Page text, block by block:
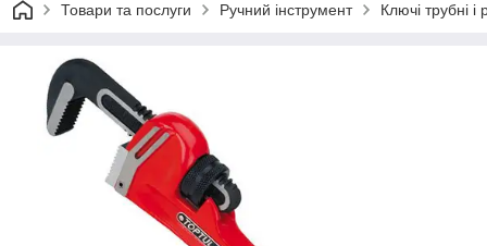
Товари та послуги Ручний інструмент Ключі трубні і